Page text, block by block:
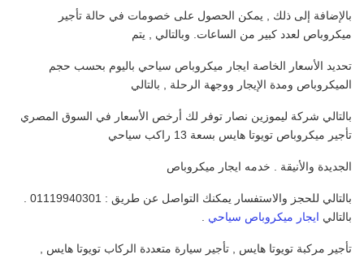
بالإضافة إلى ذلك , يمكن الحصول على خصومات في حالة تأجير
ميكروباص لعدد كبير من الساعات. وبالتالي , يتم
تحديد الأسعار الخاصة ايجار ميكروباص سياحي باليوم بحسب حجم
الميكروباص ومدة الإيجار ووجهة الرحلة , بالتالي
بالتالي شركة ليموزين نصار توفر لك أرخص الأسعار في السوق المصري
تأجير ميكروباص تويوتا هايس بسعة 13 راكب سياحي
الجديدة والأنيقة . خدمه ايجار ميكروباص
بالتالي ايجار ميكروباص سياحي
تأجير مركبة تويوتا هايس , تأجير سيارة متعددة الركاب تويوتا هايس ,